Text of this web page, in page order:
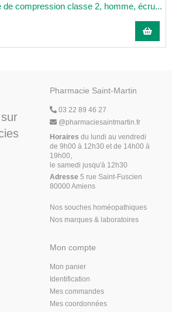
de compression classe 2, homme, écru...
Pharmacie Saint-Martin
03 22 89 46 27
@pharmaciesaintmartin.fr
Horaires du lundi au vendredi
de 9h00 à 12h30 et de 14h00 à
19h00,
le samedi jusqu'à 12h30
Adresse 5 rue Saint-Fuscien
80000 Amiens
Nos souches homéopathiques
Nos marques & laboratoires
Mon compte
Mon panier
Identification
Mes commandes
Mes coordonnées